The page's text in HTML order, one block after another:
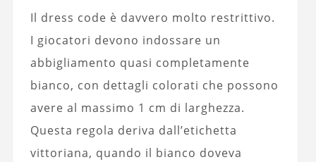
Il dress code è davvero molto restrittivo.
I giocatori devono indossare un
abbigliamento quasi completamente
bianco, con dettagli colorati che possono
avere al massimo 1 cm di larghezza.
Questa regola deriva dall’etichetta
vittoriana, quando il bianco doveva